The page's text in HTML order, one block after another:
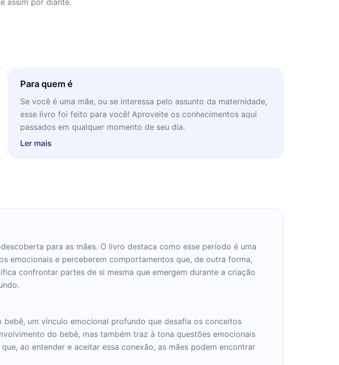
assim por diante.
Para quem é
Se você é uma mãe, ou se interessa pelo assunto da maternidade,
esse livro foi feito para você! Aproveite os conhecimentos aqui
passados em qualquer momento de seu dia.
Ler mais
para as mães. O livro destaca como esse período é uma
emocionais e perceberem comportamentos que, de outra forma,
confrontar partes de si mesma que emergem durante a criação
um vínculo emocional profundo que desafia os conceitos
do bebê, mas também traz à tona questões emocionais
ao entender e aceitar essa conexão, as mães podem encontrar